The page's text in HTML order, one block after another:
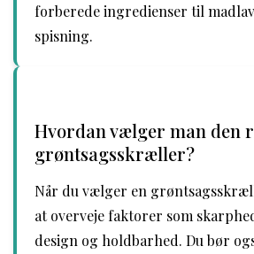
forberede ingredienser til
spisning.
Hvordan vælger man den
grøntsagsskræller?
Når du vælger en
at overveje faktorer som
design og holdbarhed. Du bør